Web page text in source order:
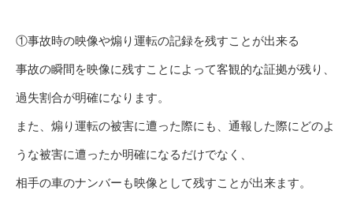
①事故時の映像や煽り運転の記録を残すことが出来る
事故の瞬間を映像に残すことによって客観的な証拠が残り、
過失割合が明確になります。
また、煽り運転の被害に遭った際にも、通報した際にどのよ
うな被害に遭ったか明確になるだけでなく、
相手の車のナンバーも映像として残すことが出来ます。